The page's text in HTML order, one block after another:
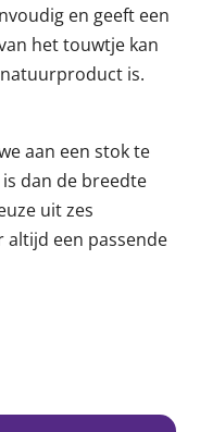
en geeft een
het touwtje kan
is.
aan een stok te
dan de breedte
uit zes
een passende